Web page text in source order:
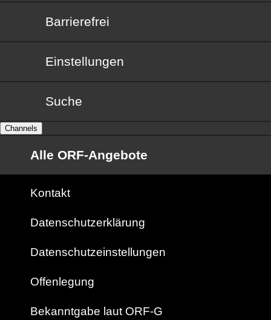
Barrierefrei
Barrierefrei
Einstellungen
Suche
Channels
Alle ORF-Angebote
Kontakt
Datenschutzerklärung
Datenschutzeinstellungen
Offenlegung
Bekanntgabe laut ORF-G